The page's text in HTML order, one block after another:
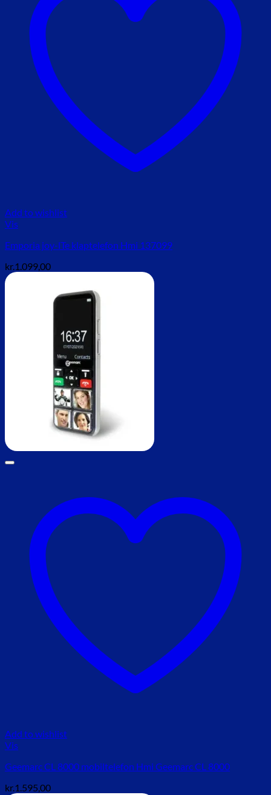
Add to wishlist
Vis
Emporia joy-lTe klaptelefon Hmi 137099
kr.1.099,00
Add to wishlist
Vis
Geemarc CL 8000 mobiltelefon Hmi Geemarc CL 8000
kr.1.595,00